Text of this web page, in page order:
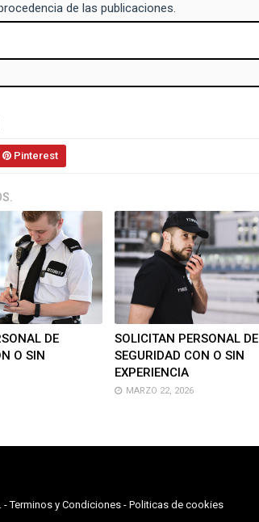
de las publicaciones.
Pinterest
DE
O SIN
SOLICITAN PERSONAL DE
SEGURIDAD CON O SIN
EXPERIENCIA
MARZO 22, 2026
-Terminos y Condiciones - Politicas de cookies